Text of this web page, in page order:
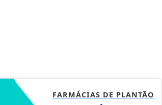
FARMÁCIAS DE PLANTÃO